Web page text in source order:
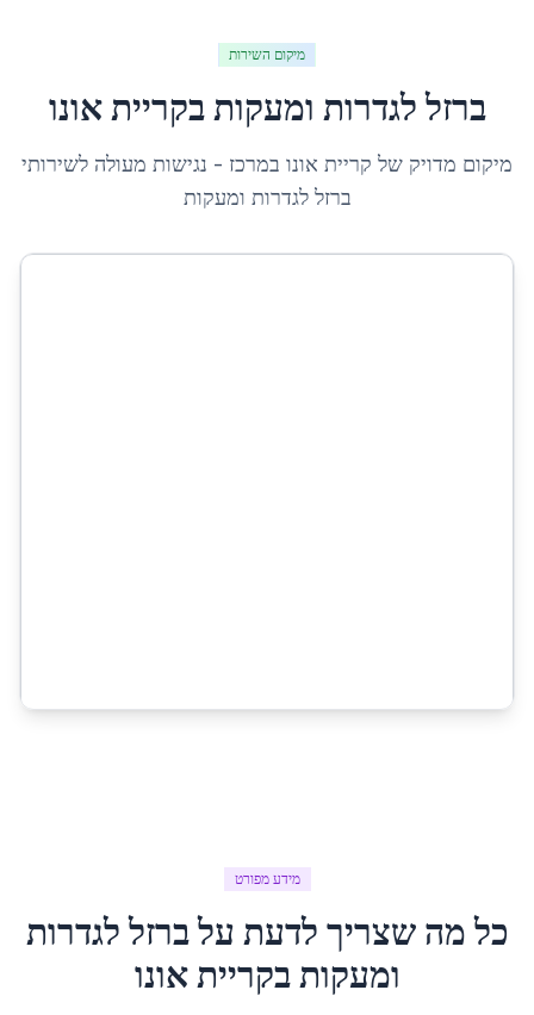
מיקום השירות
ברזל לגדרות ומעקות בקריית אונו
מיקום מדויק של קריית אונו במרכז - נגישות מעולה לשירותי
ברזל לגדרות ומעקות
מידע מפורט
כל מה שצריך לדעת עלברזל לגדרות
ומעקות בקריית אונו